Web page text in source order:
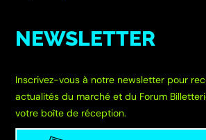
NEWSLETTER
Inscrivez-vous à notre newsletter pour
actualités du marché et du Forum
votre boîte de réception.